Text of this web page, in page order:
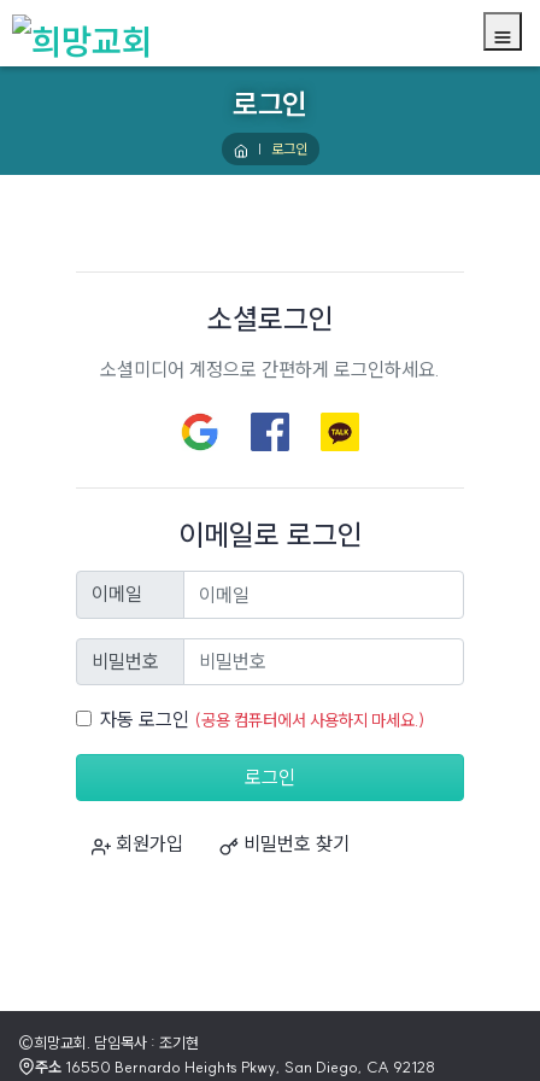
로그인
로그인
소셜로그인
소셜미디어 계정으로 간편하게 로그인하세요.
이메일로 로그인
이메일
이메일
비밀번호
비밀번호
자동 로그인
자동 로그인 (공용 컴퓨터에서 사용하지 마세요.)
로그인
회원가입 비밀번호 찾기
©희망교회. 담임목사 : 조기현
주소 16550 Bernardo Heights Pkwy, San Diego, CA 92128